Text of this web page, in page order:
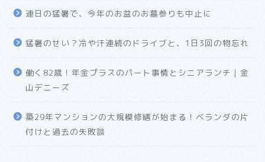
連日の猛暑で、今年のお盆のお墓参りも中止に
猛暑のせい？冷や汗連続のドライブと、1日3回の物忘れ
働く82歳！年金プラスのパート事情とシニアランチ｜金
山デニーズ
築29年マンションの大規模修繕が始まる！ベランダの片
付けと過去の失敗談